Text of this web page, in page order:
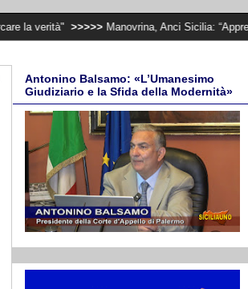
>>>>> Manovrina, Anci Sicilia: “Apprezziamo
Antonino Balsamo: «L’Umanesimo
Giudiziario e la Sfida della Modernità»